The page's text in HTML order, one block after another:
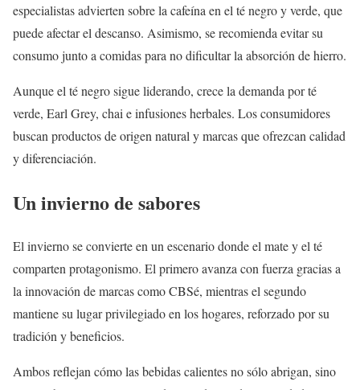
especialistas advierten sobre la cafeína en el té negro y verde, que
puede afectar el descanso. Asimismo, se recomienda evitar su
consumo junto a comidas para no dificultar la absorción de hierro.
Aunque el té negro sigue liderando, crece la demanda por té
verde, Earl Grey, chai e infusiones herbales. Los consumidores
buscan productos de origen natural y marcas que ofrezcan calidad
y diferenciación.
Un invierno de sabores
El invierno se convierte en un escenario donde el mate y el té
comparten protagonismo. El primero avanza con fuerza gracias a
la innovación de marcas como CBSé, mientras el segundo
mantiene su lugar privilegiado en los hogares, reforzado por su
tradición y beneficios.
Ambos reflejan cómo las bebidas calientes no sólo abrigan, sino